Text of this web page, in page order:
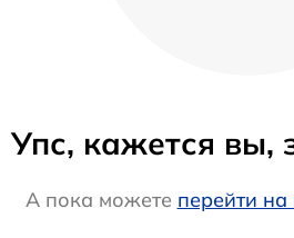
Упс, кажется вы,
А пока можете перейти